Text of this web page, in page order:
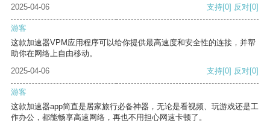
2025-04-06
支持[0] 反对[0]
游客
这款加速器VPM应用程序可以给你提供最高速度和安全性的连接，并帮
助你在网络上自由移动。
2025-04-06
支持[0] 反对[0]
游客
这款加速器app简直是居家旅行必备神器，无论是看视频、玩游戏还是工
作办公，都能畅享高速网络，再也不用担心网速卡顿了。